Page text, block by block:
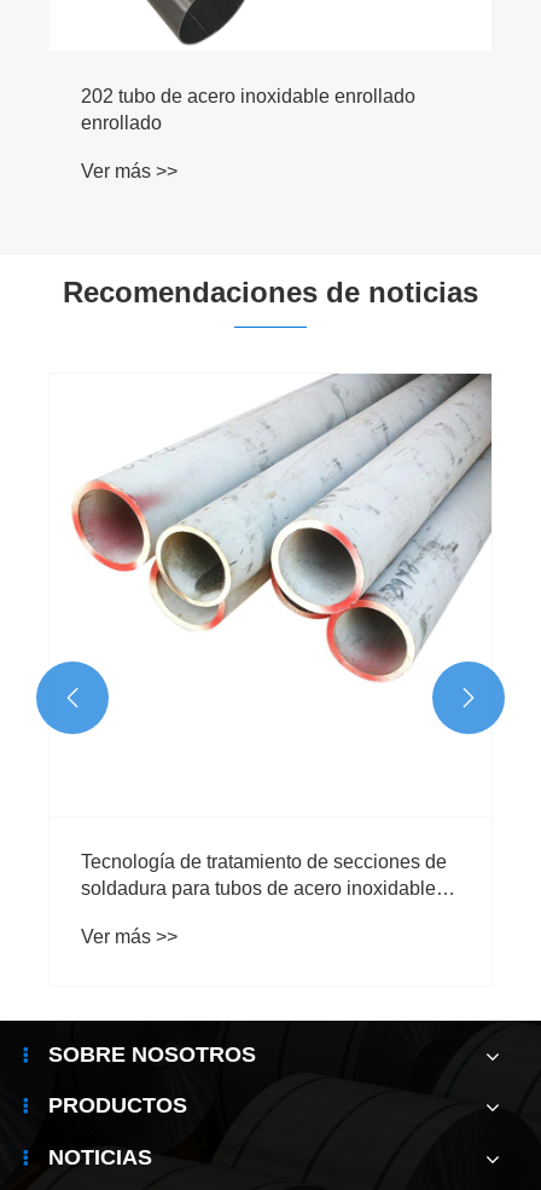
202 tubo de acero inoxidable enrollado
enrollado
Ver más >>
Recomendaciones de noticias
​Tecnología de tratamiento de secciones de
soldadura para tubos de acero inoxidable
Ver más >>
 
SOBRE NOSOTROS
PRODUCTOS
NOTICIAS